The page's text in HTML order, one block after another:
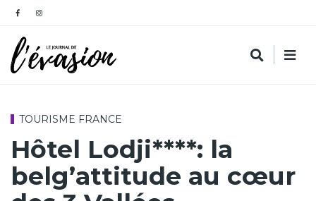
TOURISME FRANCE
Hôtel Lodji****: la
belg’attitude au cœur